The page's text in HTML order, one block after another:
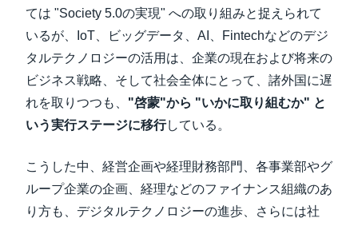
Norway (English)
サステナビリティ
働きかた改革
自治体・公共機関・教育機関等
ては "Society 5.0の実現" への取り組みと捉えられて
いるが、IoT、ビッグデータ、AI、Fintechなどのデジ
タルテクノロジーの活用は、企業の現在および将来の
ビジネス戦略、そして社会全体にとって、諸外国に遅
れを取りつつも、 "啓蒙"から "いかに取り組むか" と
いう実行ステージに移行している。
こうした中、経営企画や経理財務部門、各事業部やグ
ループ企業の企画、経理などのファイナンス組織のあ
り方も、デジタルテクノロジーの進歩、さらには社